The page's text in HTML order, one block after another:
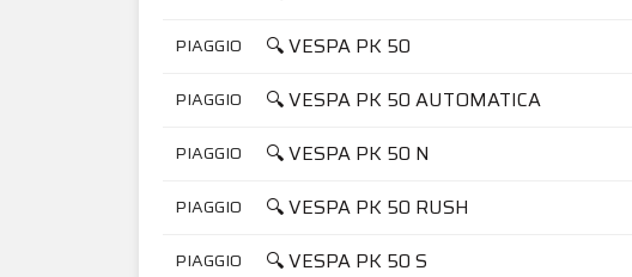
PIAGGIO 🔍 VESPA PK 50
PIAGGIO 🔍 VESPA PK 50 AUTOMATICA
PIAGGIO 🔍 VESPA PK 50 N
PIAGGIO 🔍 VESPA PK 50 RUSH
PIAGGIO 🔍 VESPA PK 50 S